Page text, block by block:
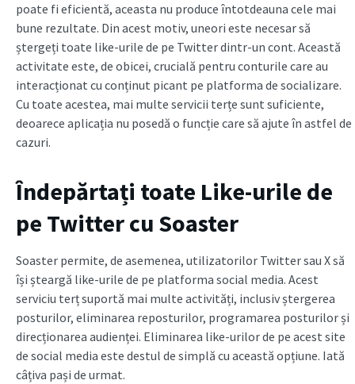
poate fi eficientă, aceasta nu produce întotdeauna cele mai
bune rezultate. Din acest motiv, uneori este necesar să
ștergeți toate like-urile de pe Twitter dintr-un cont. Această
activitate este, de obicei, crucială pentru conturile care au
interacționat cu conținut picant pe platforma de socializare.
Cu toate acestea, mai multe servicii terțe sunt suficiente,
deoarece aplicația nu posedă o funcție care să ajute în astfel de
cazuri.
Îndepărtați toate Like-urile de
pe Twitter cu Soaster
Soaster permite, de asemenea, utilizatorilor Twitter sau X să
își șteargă like-urile de pe platforma social media. Acest
serviciu terț suportă mai multe activități, inclusiv ștergerea
posturilor, eliminarea reposturilor, programarea posturilor și
direcționarea audienței. Eliminarea like-urilor de pe acest site
de social media este destul de simplă cu această opțiune. Iată
câțiva pași de urmat.